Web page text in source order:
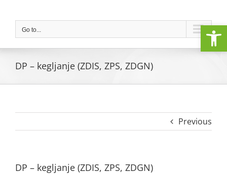
contentGo to...
DP – kegljanje (ZDIS, ZPS, ZDGN)
Previous
DP – kegljanje (ZDIS, ZPS, ZDGN)